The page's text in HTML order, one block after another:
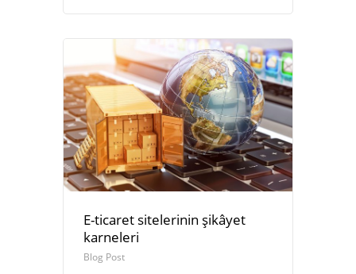
E-ticaret sitelerinin şikâyet
karneleri
Blog Post